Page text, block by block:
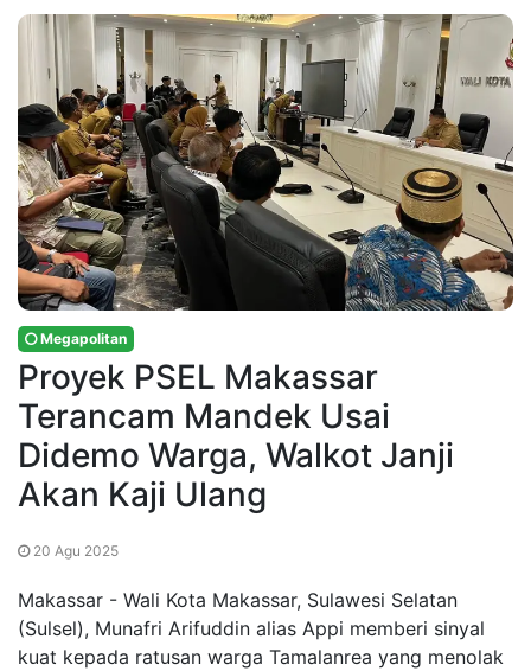
Megapolitan
Proyek PSEL Makassar
Terancam Mandek Usai
Didemo Warga, Walkot Janji
Akan Kaji Ulang
20 Agu 2025
Makassar - Wali Kota Makassar, Sulawesi Selatan
(Sulsel), Munafri Arifuddin alias Appi memberi sinyal
kuat kepada ratusan warga Tamalanrea yang menolak